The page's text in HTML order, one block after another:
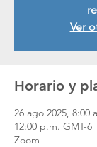
Ver
Horario y
26 ago 2025, 8:00
12:00 p.m. GMT-6
Zoom